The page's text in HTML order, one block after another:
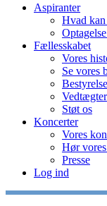
Aspiranter
Hvad
Fællesskabet
Vores
Se vores
Vedtægter
Støt os
Koncerter
Vores
Hør
Presse
Log ind